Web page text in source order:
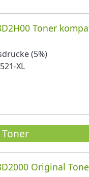
Toner
(5%)
XL
Original